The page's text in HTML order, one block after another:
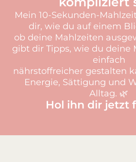
Mein 10-Sekunden-
dir, wie du auf einem
ob deine Mahlzeiten
gibt dir Tipps, wie du deine
einfach
nährstoffreicher gestalten
Energie, Sättigung und
Alltag. 🌿
Hol ihn dir jetzt